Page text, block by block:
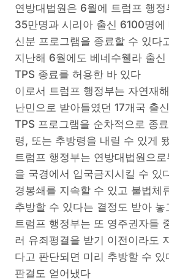
연방대법원은 6월에 트럼프 행정
35만명과 시리아 출신 6100명에
신분 프로그램을 종료할 수 있다
지난해 6월에도 베네수웰라 출
TPS 종료를 허용한 바 있다
이로서 트럼프 행정부는 자연재
난민으로 받아들였던 17개국 출
TPS 프로그램을 순차적으로 종
령, 또는 추방령을 내릴 수 있게
트럼프 행정부는 연방대법원으
을 국경에서 입국금지시킬 수 있
경봉쇄를 지속할 수 있고 불법체
추방할 수 있다는 결정도 받아 놓
트럼프 행정부는 또 영주권자들
러 유죄평결을 받기 이전이라도
다고 판단되면 미리 추방할 수 있
판결도 얻어냈다